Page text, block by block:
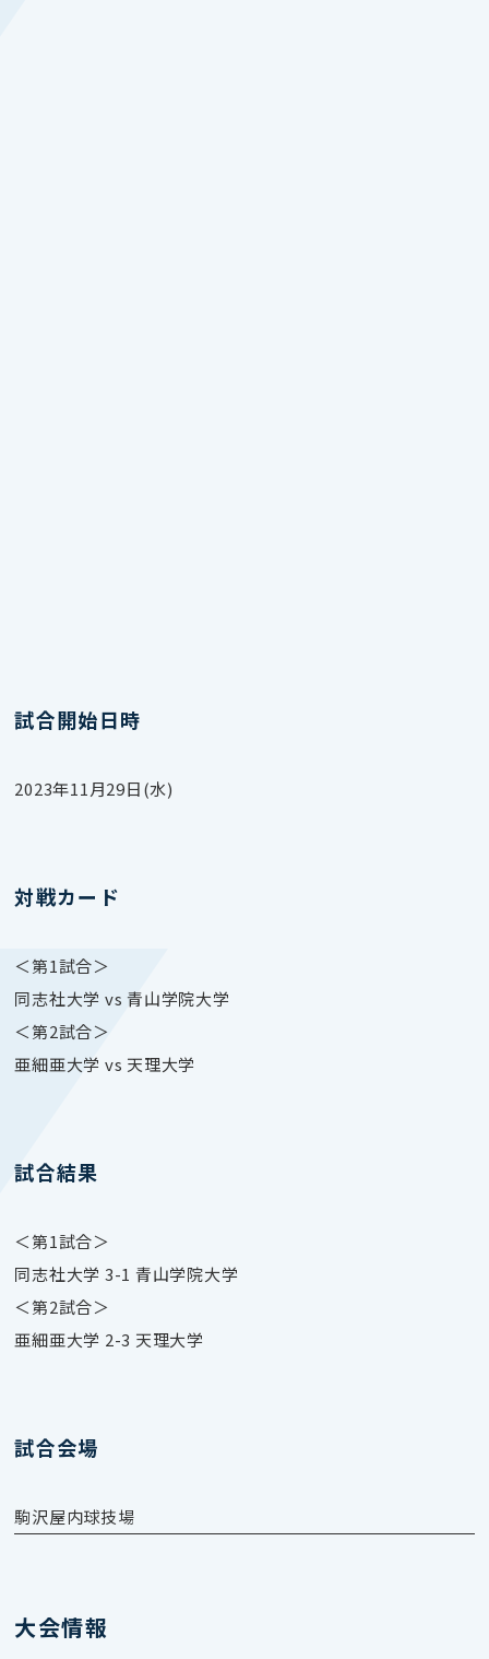
試合開始日時
2023年11月29日(水)
対戦カード
＜第1試合＞
同志社大学 vs 青山学院大学
＜第2試合＞
亜細亜大学 vs 天理大学
試合結果
＜第1試合＞
同志社大学 3-1 青山学院大学
＜第2試合＞
亜細亜大学 2-3 天理大学
試合会場
駒沢屋内球技場
大会情報